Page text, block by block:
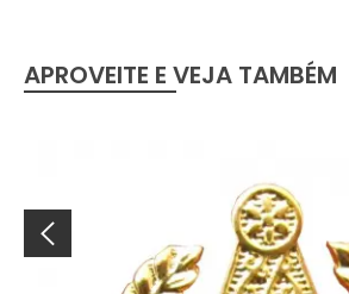
APROVEITE E VEJA TAMBÉM